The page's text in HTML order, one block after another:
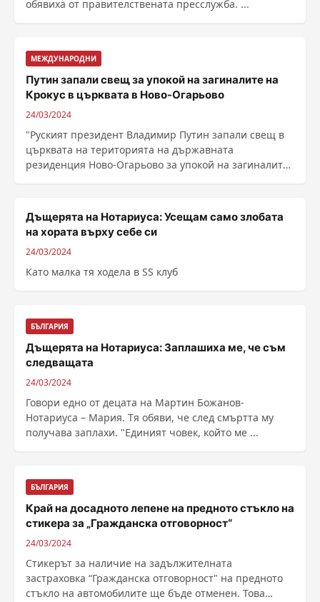
обявиха от правителствената пресслужба. ...
МЕЖДУНАРОДНИ
Путин запали свещ за упокой на загиналите на
Крокус в църквата в Ново-Огарьово
24/03/2024
"Руският президент Владимир Путин запали свещ в
църквата на територията на държавната
резиденция Ново-Огарьово за упокой на загиналите
Дъщерята на Нотариуса: Усещам само злобата
на хората върху себе си
24/03/2024
Като малка тя ходела в SS клуб
БЪЛГАРИЯ
Дъщерята на Нотариуса: Заплашиха ме, че съм
следващата
24/03/2024
Говори едно от децата на Мартин Божанов-
Нотариуса – Мария. Тя обяви, че след смъртта му
получава заплахи. "Единият човек, който ме ...
БЪЛГАРИЯ
Край на досадното лепене на предното стъкло на
стикера за „Гражданска отговорност“
24/03/2024
Стикерът за наличие на задължителната
застраховка “Гражданска отговорност" на предното
стъкло на автомобилите ще бъде отменен. Това